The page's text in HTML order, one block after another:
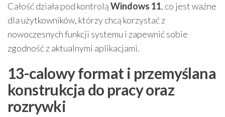
Całość działa pod kontroląWindows 11, co jest ważne
dla użytkowników, którzy chcą korzystać z
nowoczesnych funkcji systemu i zapewnić sobie
zgodność z aktualnymi aplikacjami.
13-calowy format i przemyślana
konstrukcja do pracy oraz
rozrywki